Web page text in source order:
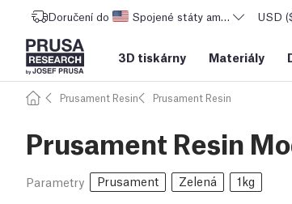
Doručení do Spojené státy americké USD
3D tiskárny Materiály
Prusament Resin Prusament Resin
Prusament Resin
Parametry Prusament Zelená 1kg